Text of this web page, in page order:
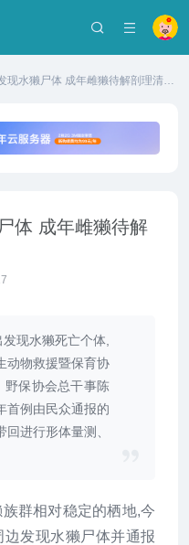
现水獭尸体 成年雌獭待解剖理清死
体 成年雌獭待解
现水獭死亡个体,
动物救援暨保育协
野保协会总干事陈
首例由民众通报的
进行形体量测、
群相对稳定的栖地,今
发现水獭尸体并通报